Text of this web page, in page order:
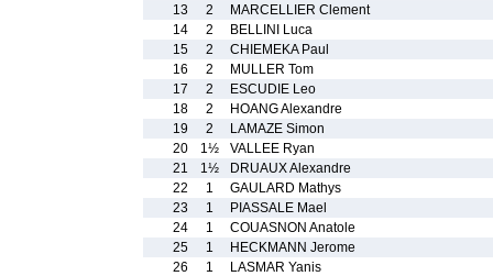
13
2
MARCELLIER Clement
14
2
BELLINI Luca
15
2
CHIEMEKA Paul
16
2
MULLER Tom
17
2
ESCUDIE Leo
18
2
HOANG Alexandre
19
2
LAMAZE Simon
20
1½
VALLEE Ryan
21
1½
DRUAUX Alexandre
22
1
GAULARD Mathys
23
1
PIASSALE Mael
24
1
COUASNON Anatole
25
1
HECKMANN Jerome
26
1
LASMAR Yanis